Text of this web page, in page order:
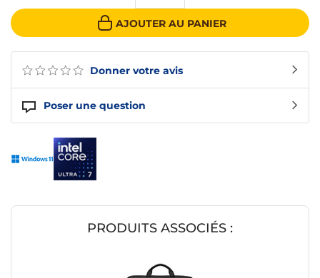
Donner votre avis
Poser une question
AJOUTER AU PANIER
PRODUITS ASSOCIÉS :